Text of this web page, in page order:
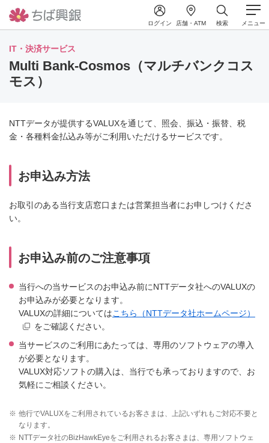
ログイン 店舗・ATM 検索 メニュー
IT・決済サービス
Multi Bank-Cosmos（マルチバンクコス
モス）
NTTデータが提供するVALUXを通じて、照会、振込・振替、税
金・各種料金払込み等がご利用いただけるサービスです。
お申込み方法
お取引のある当行支店窓口または営業担当者にお申しつけくださ
い。
お申込み前のご注意事項
当行への当サービスのお申込み前にNTTデータ社へのVALUXの
お申込みが必要となります。
VALUXの詳細についてはこちら（NTTデータ社ホームページ）
をご確認ください。
当サービスのご利用にあたっては、専用のソフトウェアの導入
が必要となります。
VALUX対応ソフトの購入は、当行でも承っておりますので、お
気軽にご相談ください。
※ 他行でVALUXをご利用されているお客さまは、上記いずれもご対応不要と
なります。
※ NTTデータ社のBizHawkEyeをご利用されるお客さまは、専用ソフトウェ